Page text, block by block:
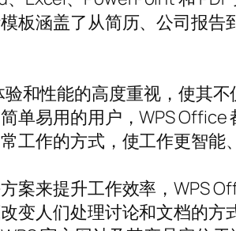
板涵盖了从简历、公司报
和性能的高度重视，使其
单易用的用户，WPS
工作的方式，使工作更智能
案来提升工作效率，WPS
变人们处理讨论和文档的